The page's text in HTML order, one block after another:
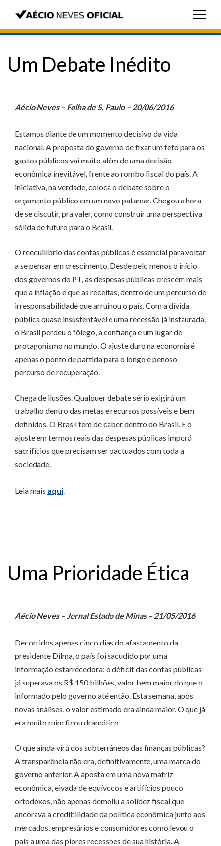
Um Debate Inédito
Aécio Neves – Folha de S. Paulo – 20/06/2016
Estamos diante de um momento decisivo da vida
nacional. A proposta do governo de fixar um teto para os
gastos públicos vai muito além de uma decisão
econômica inevitável, frente ao rombo fiscal do país. A
iniciativa, na verdade, coloca o debate sobre o
orçamento público em um novo patamar. Chegou a hora
de se discutir, pra valer, como construir uma perspectiva
sólida de futuro para o Brasil.
O reequilíbrio das contas públicas é essencial para voltar
a se pensar em crescimento. Desde pelo menos o início
dos governos do PT, as despesas públicas crescem mais
que a inflação e que as receitas, dentro de um percurso de
irresponsabilidade que arruinou o país. Com a dívida
pública quase insustentável e uma recessão já instaurada,
o Brasil perdeu o fôlego, a confiança e um lugar de
protagonismo no mundo. O ajuste duro na economia é
apenas o ponto de partida para o longo e penoso
percurso de recuperação.
Chega de ilusões. Qualquer debate sério exigirá um
trabalho dentro das metas e recursos possíveis e bem
definidos. O Brasil tem de caber dentro do Brasil. E o
ajuste em termos reais das despesas públicas imporá
sacrifícios que precisam ser pactuados com toda a
sociedade.
Leia mais aqui.
Uma Prioridade Ética
Aécio Neves – Jornal Estado de Minas – 21/05/2016
Decorridos apenas cinco dias do afastamento da
presidente Dilma, o país foi sacudido por uma
informação estarrecedora: o déficit das contas públicas
já superava os R$ 150 bilhões, valor bem maior do que o
informado pelo governo até então. Esta semana, após
novas análises, o valor estimado era ainda maior. O que já
era muito ruim ficou dramático.
O que ainda virá dos subterrâneos das finanças públicas?
A transparência não era, definitivamente, uma marca do
governo anterior. A aposta em uma nova matriz
econômica, eivada de equívocos e artifícios pouco
ortodoxos, não apenas demoliu a solidez fiscal que
ancorava a credibilidade da política econômica junto aos
mercados, empresários e consumidores como levou o
país a uma das piores recessões de sua história. A